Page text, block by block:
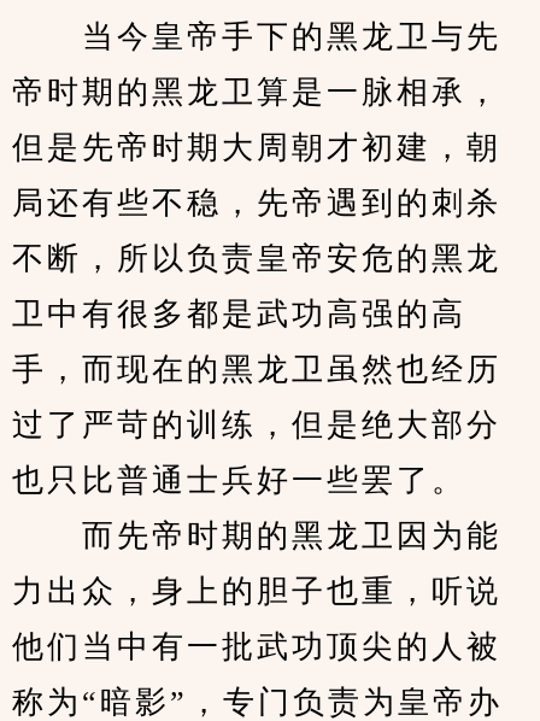
当今皇帝手下的黑龙卫与先
帝时期的黑龙卫算是一脉相承，
但是先帝时期大周朝才初建，朝
局还有些不稳，先帝遇到的刺杀
不断，所以负责皇帝安危的黑龙
卫中有很多都是武功高强的高
手，而现在的黑龙卫虽然也经历
过了严苛的训练，但是绝大部分
也只比普通士兵好一些罢了。
而先帝时期的黑龙卫因为能
力出众，身上的胆子也重，听说
他们当中有一批武功顶尖的人被
称为“暗影”，专门负责为皇帝办